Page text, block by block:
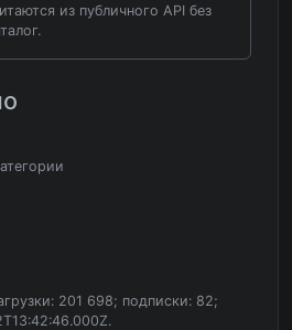
из публичного API без
201 698; подписки: 82;